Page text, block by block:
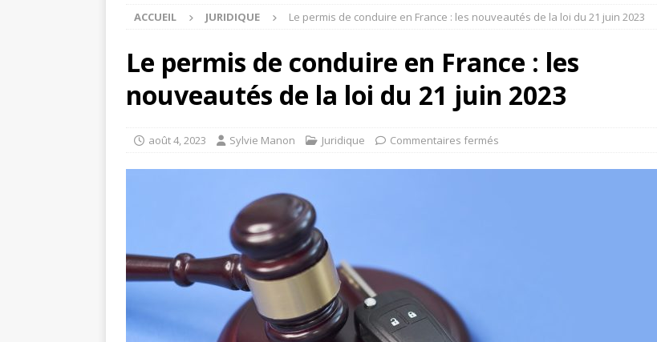
ACCUEIL JURIDIQUE Le permis de conduire en France : les nouveautés de la loi du 21 juin 2023
Le permis de conduire en France : les
nouveautés de la loi du 21 juin 2023
août 4, 2023 Sylvie Manon Juridique Commentaires fermés